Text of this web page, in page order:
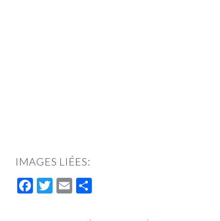
IMAGES LIÉES:
Facebook
Twitter
Email